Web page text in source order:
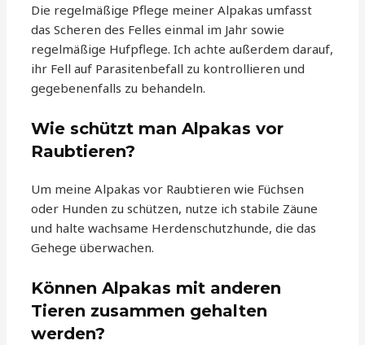
Die regelmäßige Pflege meiner Alpakas umfasst
das Scheren des Felles einmal im Jahr sowie
regelmäßige Hufpflege. Ich achte außerdem darauf,
ihr Fell auf Parasitenbefall zu kontrollieren und
gegebenenfalls zu behandeln.
Wie schützt man Alpakas vor
Raubtieren?
Um meine Alpakas vor Raubtieren wie Füchsen
oder Hunden zu schützen, nutze ich stabile Zäune
und halte wachsame Herdenschutzhunde, die das
Gehege überwachen.
Können Alpakas mit anderen
Tieren zusammen gehalten
werden?